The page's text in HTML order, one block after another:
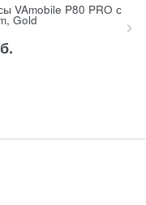
VAmobile P80 PRO с
Gold